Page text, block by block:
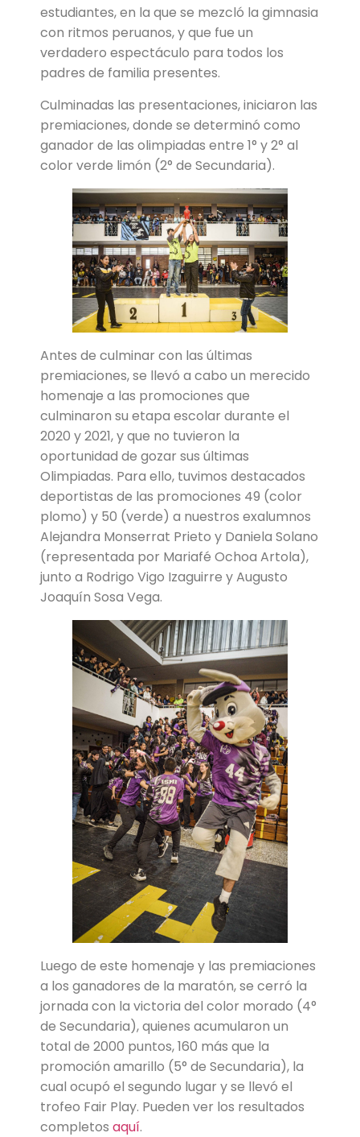
estudiantes, en la que se mezcló la gimnasia
con ritmos peruanos, y que fue un
verdadero espectáculo para todos los
padres de familia presentes.
Culminadas las presentaciones, iniciaron las
premiaciones, donde se determinó como
ganador de las olimpiadas entre 1° y 2° al
color verde limón (2° de Secundaria).
Antes de culminar con las últimas
premiaciones, se llevó a cabo un merecido
homenaje a las promociones que
culminaron su etapa escolar durante el
2020 y 2021, y que no tuvieron la
oportunidad de gozar sus últimas
Olimpiadas. Para ello, tuvimos destacados
deportistas de las promociones 49 (color
plomo) y 50 (verde) a nuestros exalumnos
Alejandra Monserrat Prieto y Daniela Solano
(representada por Mariafé Ochoa Artola),
junto a Rodrigo Vigo Izaguirre y Augusto
Joaquín Sosa Vega.
Luego de este homenaje y las premiaciones
a los ganadores de la maratón, se cerró la
jornada con la victoria del color morado (4°
de Secundaria), quienes acumularon un
total de 2000 puntos, 160 más que la
promoción amarillo (5° de Secundaria), la
cual ocupó el segundo lugar y se llevó el
trofeo Fair Play. Pueden ver los resultados
completos aquí.